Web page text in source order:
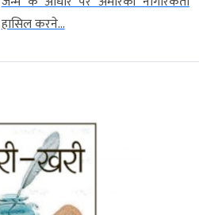
हासिल करने...